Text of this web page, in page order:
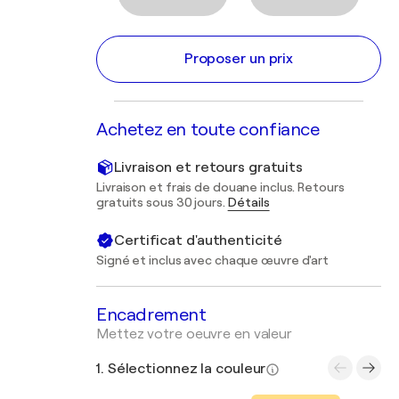
Proposer un prix
Achetez en toute confiance
Livraison et retours gratuits
Livraison et frais de douane inclus. Retours
gratuits sous 30 jours. Détails
Certificat d'authenticité
Signé et inclus avec chaque œuvre d'art
Encadrement
Mettez votre oeuvre en valeur
1. Sélectionnez la couleur